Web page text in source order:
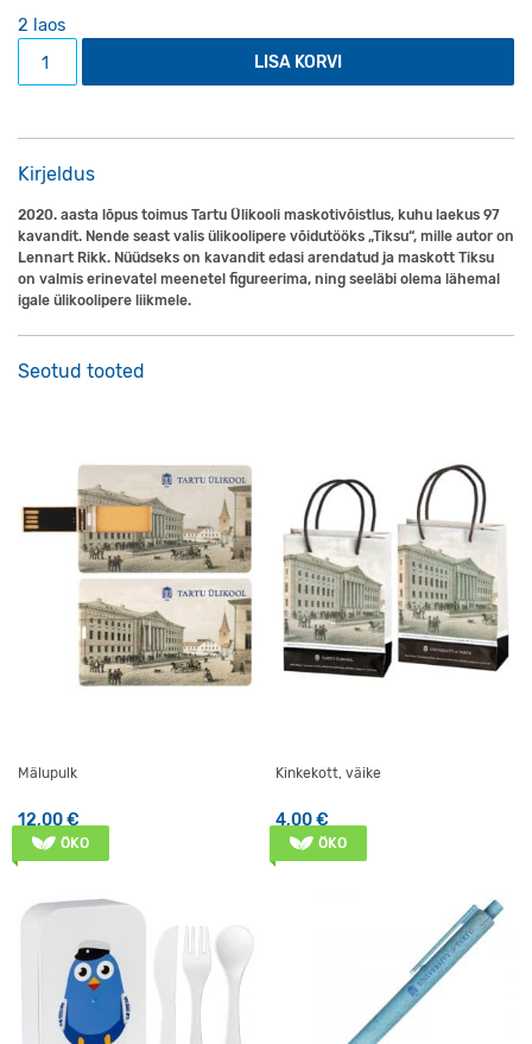
2 laos
Termospudel Tiksu kogus
LISA KORVI
Kirjeldus
2020. aasta lõpus toimus Tartu Ülikooli maskotivõistlus, kuhu laekus 97
kavandit. Nende seast valis ülikoolipere võidutööks „Tiksu“, mille autor on
Lennart Rikk. Nüüdseks on kavandit edasi arendatud ja maskott Tiksu
on valmis erinevatel meenetel figureerima, ning seeläbi olema lähemal
igale ülikoolipere liikmele.
Seotud tooted
Mälupulk
12,00€
Kinkekott, väike
4,00€
ÖKO ÖKO